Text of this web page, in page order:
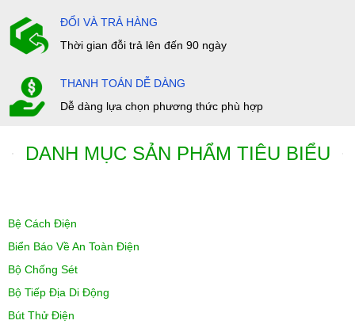
ĐỔI VÀ TRẢ HÀNG
Thời gian đỗi trả lên đến 90 ngày
THANH TOÁN DỄ DÀNG
Dễ dàng lựa chọn phương thức phù hợp
DANH MỤC SẢN PHẨM TIÊU BIỂU
Bệ Cách Điện
Biển Báo Về An Toàn Điện
Bộ Chống Sét
Bộ Tiếp Địa Di Động
Bút Thử Điện